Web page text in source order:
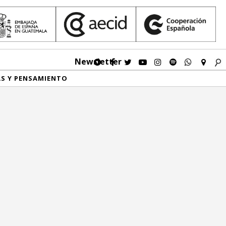
Newsletter
Y PENSAMIENTO